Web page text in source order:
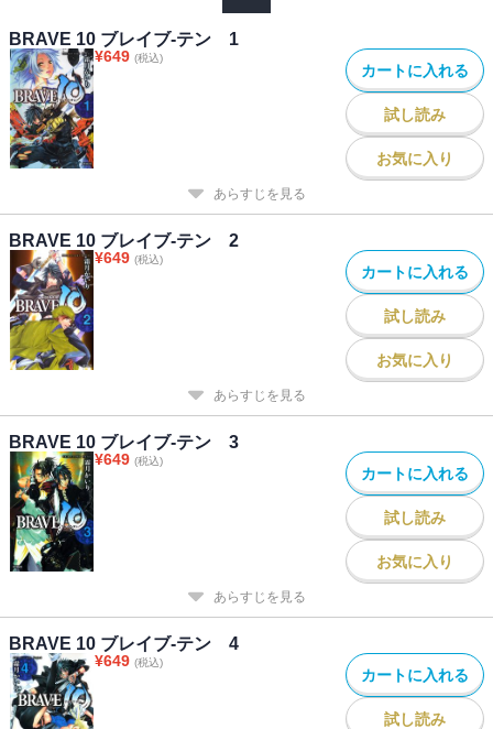
BRAVE 10 ブレイブ-テン 1
¥649 (税込)
カートに入れる
試し読み
お気に入り
あらすじを見る
BRAVE 10 ブレイブ-テン 2
¥649 (税込)
カートに入れる
試し読み
お気に入り
あらすじを見る
BRAVE 10 ブレイブ-テン 3
¥649 (税込)
カートに入れる
試し読み
お気に入り
あらすじを見る
BRAVE 10 ブレイブ-テン 4
¥649 (税込)
カートに入れる
試し読み